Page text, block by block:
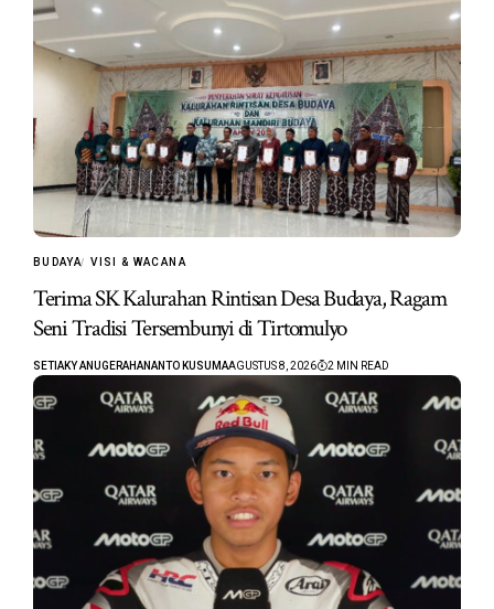
BUDAYA VISI & WACANA
Terima SK Kalurahan Rintisan Desa Budaya, Ragam
Seni Tradisi Tersembunyi di Tirtomulyo
SETIAKY ANUGERAHANANTO KUSUMAAGUSTUS 8, 2026 2 MIN READ